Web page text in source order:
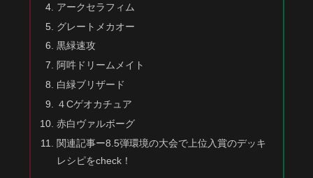
アークセラフィム
グレートメカオー
黒緑速攻
阿吽ドリームメイト
白緑ブリザード
４Cゲオカチュア
赤白ヴァルボーグ
関連記事ー8.5弾環境の大会で上位入賞のデッキ
レシピをcheck！